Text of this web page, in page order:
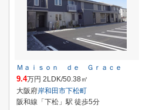
Ｍａｉｓｏｎ ｄｅ Ｇｒａｃｅ
9.4万円 2LDK/50.38㎡
大阪府岸和田市下松町
阪和線「下松」駅 徒歩5分